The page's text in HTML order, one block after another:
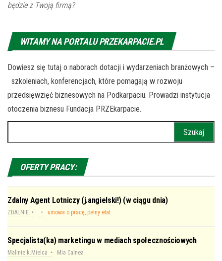
będzie z Twoją firmą?
WITAMY NA PORTALU PRZEKARPACIE.PL
Dowiesz się tutaj o naborach dotacji i wydarzeniach branżowych –
szkoleniach, konferencjach, które pomagają w rozwoju
przedsięwzięć biznesowych na Podkarpaciu. Prowadzi instytucja
otoczenia biznesu Fundacja PRZEkarpacie.
OFERTY PRACY:
Zdalny Agent Lotniczy (j.angielski!) (w ciągu dnia)
ZDALNIE umowa o pracę, pełny etat
Specjalista(ka) marketingu w mediach społecznościowych
Malinie k.Mielca Mia Calnea